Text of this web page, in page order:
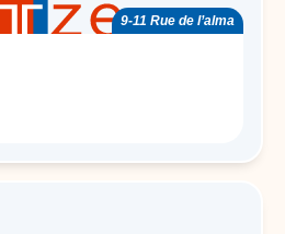
9-11 Rue de l’alma